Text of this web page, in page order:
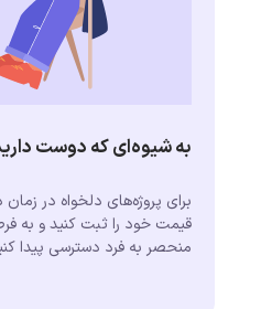
به شیوه‌ای که دوست
برای پروژه‌های دلخواه در زمان
قیمت خود را ثبت کنید و به
منحصر به فرد دسترسی پیدا